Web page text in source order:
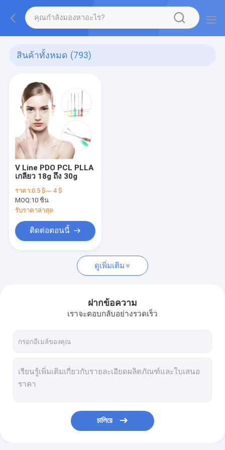
สินค้าทั้งหมด (793)
V Line PDO PCL PLLA
เกลียว 18g ถึง 30g
ราคา:0.5 $--- 4 $
MOQ:10 ชิ้น
รับราคาล่าสุด
ติดต่อตอนนี้
ดูเพิ่มเติม
ฝากข้อความ
เราจะตอบกลับอย่างรวดเร็ว
চালিয়ে